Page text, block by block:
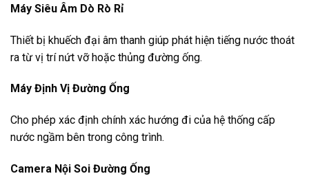
Máy Siêu Âm Dò Rò Rỉ
Thiết bị khuếch đại âm thanh giúp phát hiện tiếng nước thoát
ra từ vị trí nứt vỡ hoặc thủng đường ống.
Máy Định Vị Đường Ống
Cho phép xác định chính xác hướng đi của hệ thống cấp
nước ngầm bên trong công trình.
Camera Nội Soi Đường Ống